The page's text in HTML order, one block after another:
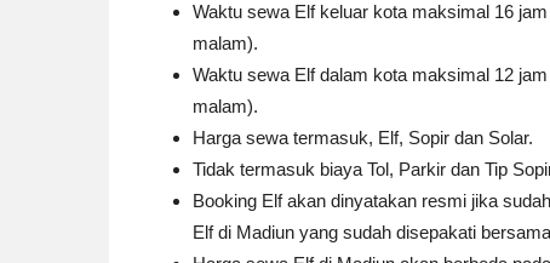
Waktu sewa Elf keluar kota maksimal 16
malam).
Waktu sewa Elf dalam kota maksimal 12
malam).
Harga sewa termasuk, Elf, Sopir dan Solar.
Tidak termasuk biaya Tol, Parkir dan Tip
Booking Elf akan dinyatakan resmi jika
Elf di Madiun yang sudah disepakati